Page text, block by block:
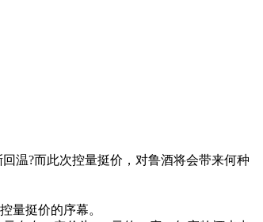
温?而此次控量挺价，对鲁酒将会带来何种
量挺价的序幕。